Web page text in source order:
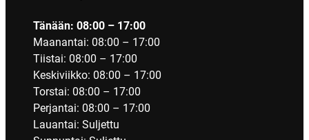
Tänään: 08:00 – 17:00
Maanantai: 08:00 – 17:00
Tiistai: 08:00 – 17:00
Keskiviikko: 08:00 – 17:00
Torstai: 08:00 – 17:00
Perjantai: 08:00 – 17:00
Lauantai: Suljettu